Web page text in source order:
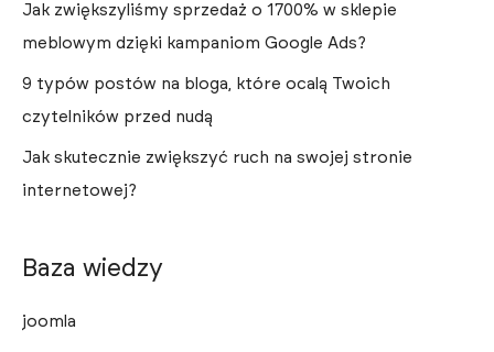
Jak zwiększyliśmy sprzedaż o 1700% w sklepie
meblowym dzięki kampaniom Google Ads?
9 typów postów na bloga, które ocalą Twoich
czytelników przed nudą
Jak skutecznie zwiększyć ruch na swojej stronie
internetowej?
Baza wiedzy
joomla